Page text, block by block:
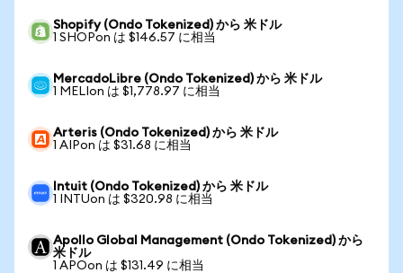
Shopify (Ondo Tokenized) から 米ドル
1 SHOPon は $146.57 に相当
MercadoLibre (Ondo Tokenized) から 米ドル
1 MELIon は $1,778.97 に相当
Arteris (Ondo Tokenized) から 米ドル
1 AIPon は $31.68 に相当
Intuit (Ondo Tokenized) から 米ドル
1 INTUon は $320.98 に相当
Apollo Global Management (Ondo Tokenized) から
米ドル
1 APOon は $131.49 に相当